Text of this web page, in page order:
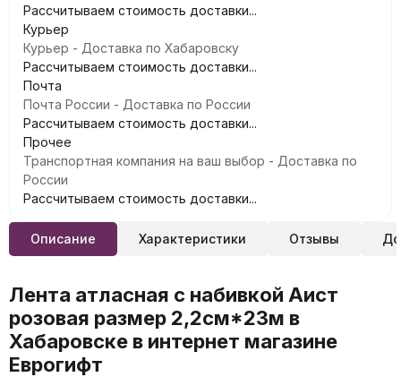
Рассчитываем стоимость доставки...
Курьер
Курьер - Доставка по Хабаровску
Рассчитываем стоимость доставки...
Почта
Почта России - Доставка по России
Рассчитываем стоимость доставки...
Прочее
Транспортная компания на ваш выбор - Доставка по
России
Рассчитываем стоимость доставки...
Описание Характеристики Отзывы
Лента атласная с набивкой Аист
розовая размер 2,2см*23м в
Хабаровске в интернет магазине
Еврогифт